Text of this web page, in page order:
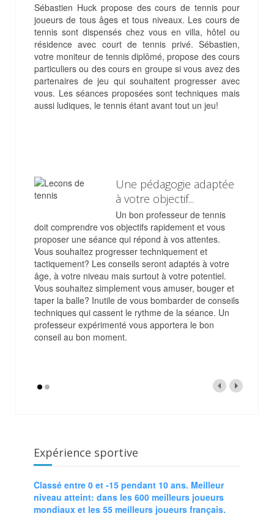
Sébastien Huck propose des cours de tennis pour
joueurs de tous âges et tous niveaux. Les cours de
tennis sont dispensés chez vous en villa, hôtel ou
résidence avec court de tennis privé. Sébastien,
votre moniteur de tennis diplômé, propose des cours
particuliers ou des cours en groupe si vous avez des
partenaires de jeu qui souhaitent progresser avec
vous. Les séances proposées sont techniques mais
aussi ludiques, le tennis étant avant tout un jeu!
Une pédagogie adaptée
à votre objectif...
Un bon professeur de tennis
doit comprendre vos objectifs rapidement et vous
proposer une séance qui répond à vos attentes.
Vous souhaitez progresser techniquement et
tactiquement? Les conseils seront adaptés à votre
âge, à votre niveau mais surtout à votre potentiel.
Vous souhaitez simplement vous amuser, bouger et
taper la balle? Inutile de vous bombarder de conseils
techniques qui cassent le rythme de la séance. Un
professeur expérimenté vous apportera le bon
conseil au bon moment.
Expérience sportive
Classé entre 0 et -15 pendant 10 ans. Meilleur
niveau atteint: dans les 600 meilleurs joueurs
mondiaux et les 55 meilleurs joueurs français.